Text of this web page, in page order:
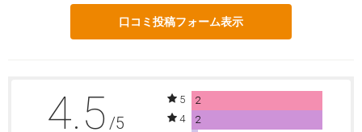
口コミ投稿フォーム表示
4.5 /5
5
2
4
2